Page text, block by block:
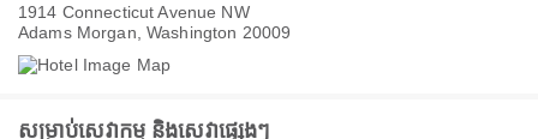
1914 Connecticut Avenue NW
Adams Morgan, Washington 20009
សម្រាប់សេវាកម្ម និងសេវាផ្សេងៗ